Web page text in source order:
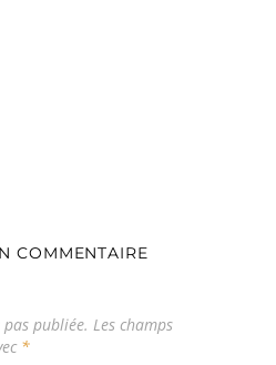
COMMENTAIRE
publiée. Les champs
*